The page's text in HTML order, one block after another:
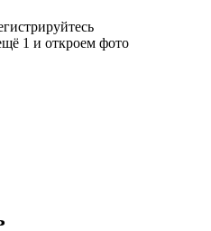
1 и откроем фото